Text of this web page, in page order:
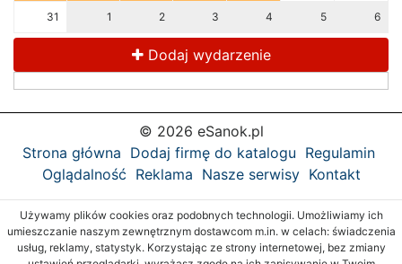
31 1 2 3 4 5 6
Dodaj wydarzenie
© 2026 eSanok.pl
Strona główna Dodaj firmę do katalogu Regulamin
Oglądalność Reklama Nasze serwisy Kontakt
Używamy plików cookies oraz podobnych technologii. Umożliwiamy ich
umieszczanie naszym zewnętrznym dostawcom m.in. w celach: świadczenia
usług, reklamy, statystyk. Korzystając ze strony internetowej, bez zmiany